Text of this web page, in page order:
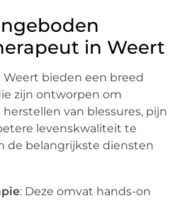
in Weert
bieden een breed
zijn ontworpen om
van blessures, pijn
levenskwaliteit te
de belangrijkste diensten
: Deze omvat hands-on